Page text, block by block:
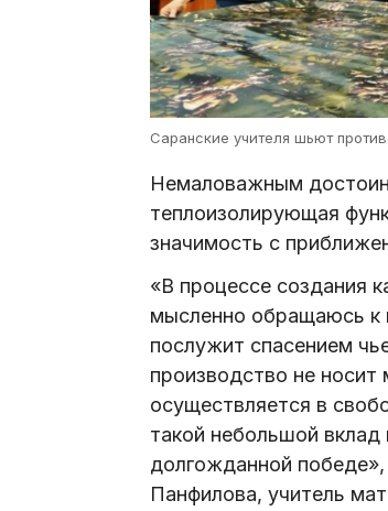
Саранские учителя шьют
Немаловажным
теплоизолирующая
значимость с
«В процессе создания
мысленно обращаюсь к
послужит спасением
производство не
осуществляется в
такой небольшой
долгожданной
Панфилова, учитель